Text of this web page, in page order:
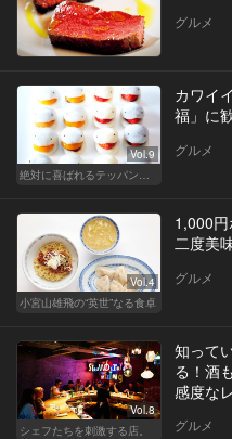
グルメ
Vol.9
カワイ
福」に
グルメ
Vol.4
小宮山雄飛の“英世”なる食卓
1,000
二度美
グルメ
Vol.8
シェフたちを刺激する店。
知って
る！酒
感度な
グルメ